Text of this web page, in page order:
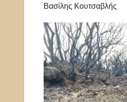
Βασίλης Κουτσαβλής